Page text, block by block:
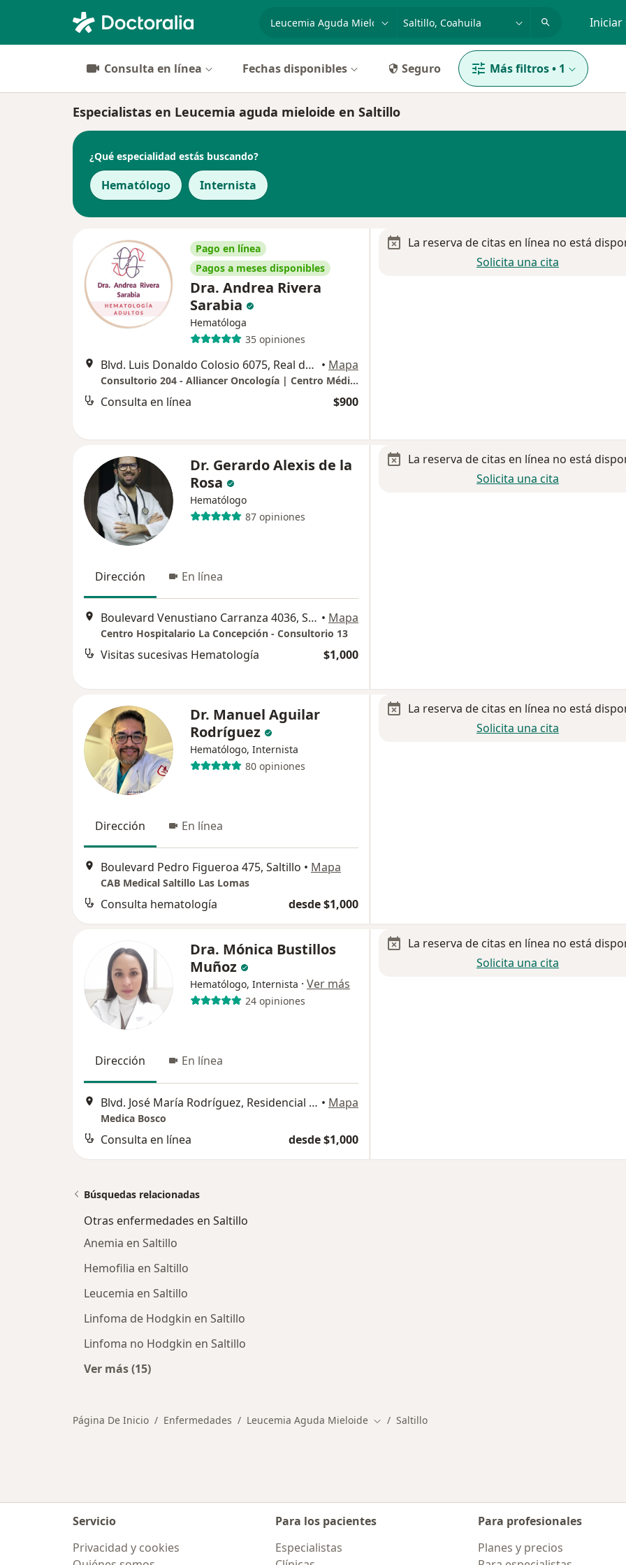
Iniciar
Consulta en línea Fechas disponibles Seguro Más filtros• 1
Especialistas en Leucemia aguda mieloide en Saltillo
¿Qué especialidad estás buscando?
Hematólogo Internista
Pago en línea
Pagos a meses disponibles
Dra. Andrea Rivera
Sarabia
Hematóloga
35 opiniones
Blvd. Luis Donaldo Colosio 6075, Real de Peña, Saltillo • Mapa
Consultorio 204 - Alliancer Oncología | Centro Médico Christus Muguerza, Paseo Villalta
Consulta en línea $900
La reserva de citas en línea no está
Solicita una cita
Dr. Gerardo Alexis de la
Rosa
Hematólogo
87 opiniones
Dirección En línea
Boulevard Venustiano Carranza 4036, Saltillo • Mapa
Centro Hospitalario La Concepción - Consultorio 13
Visitas sucesivas Hematología $1,000
La reserva de citas en línea no está
Solicita una cita
Dr. Manuel Aguilar
Rodríguez
Hematólogo, Internista
80 opiniones
Dirección En línea
Boulevard Pedro Figueroa 475, Saltillo • Mapa
CAB Medical Saltillo Las Lomas
Consulta hematología desde $1,000
La reserva de citas en línea no está
Solicita una cita
Dra. Mónica Bustillos
Muñoz
Hematólogo, Internista · Ver más
24 opiniones
Dirección En línea
Blvd. José María Rodríguez, Residencial Los Reales #1475, Saltillo • Mapa
Medica Bosco
Consulta en línea desde $1,000
La reserva de citas en línea no está
Solicita una cita
Búsquedas relacionadas
Otras enfermedades en Saltillo
Anemia en Saltillo
Hemofilia en Saltillo
Leucemia en Saltillo
Linfoma de Hodgkin en Saltillo
Linfoma no Hodgkin en Saltillo
Ver más (15)
Página De Inicio Enfermedades Leucemia Aguda Mieloide Cambiar de ciudad
Saltillo
Servicio
Privacidad y cookies
Para los pacientes
Especialistas
Para profesionales
Planes y precios